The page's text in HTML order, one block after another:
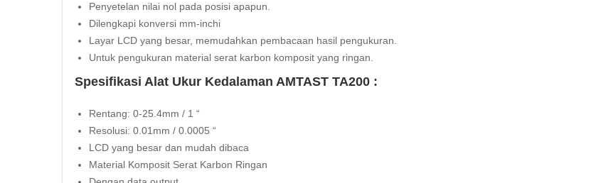
Penyetelan nilai nol pada posisi apapun.
Dilengkapi konversi mm-inchi
Layar LCD yang besar, memudahkan pembacaan hasil pengukuran.
Untuk pengukuran material serat karbon komposit yang ringan.
Spesifikasi Alat Ukur Kedalaman AMTAST TA200 :
Rentang: 0-25.4mm / 1 “
Resolusi: 0.01mm / 0.0005 “
LCD yang besar dan mudah dibaca
Material Komposit Serat Karbon Ringan